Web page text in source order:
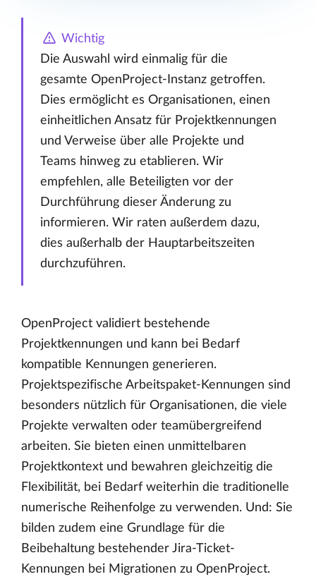
Wichtig
Die Auswahl wird einmalig für die
gesamte OpenProject-Instanz getroffen.
Dies ermöglicht es Organisationen, einen
einheitlichen Ansatz für Projektkennungen
und Verweise über alle Projekte und
Teams hinweg zu etablieren. Wir
empfehlen, alle Beteiligten vor der
Durchführung dieser Änderung zu
informieren. Wir raten außerdem dazu,
dies außerhalb der Hauptarbeitszeiten
durchzuführen.
OpenProject validiert bestehende
Projektkennungen und kann bei Bedarf
kompatible Kennungen generieren.
Projektspezifische Arbeitspaket-Kennungen sind
besonders nützlich für Organisationen, die viele
Projekte verwalten oder teamübergreifend
arbeiten. Sie bieten einen unmittelbaren
Projektkontext und bewahren gleichzeitig die
Flexibilität, bei Bedarf weiterhin die traditionelle
numerische Reihenfolge zu verwenden. Und: Sie
bilden zudem eine Grundlage für die
Beibehaltung bestehender Jira-Ticket-
Kennungen bei Migrationen zu OpenProject.